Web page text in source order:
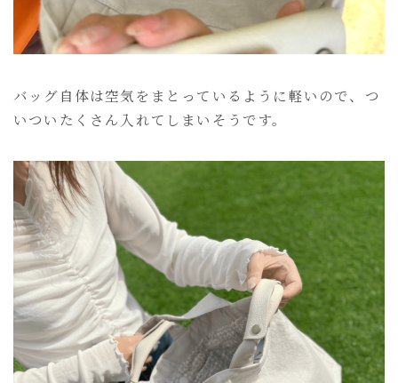
バッグ自体は空気をまとっているように軽いので、つ
いついたくさん入れてしまいそうです。